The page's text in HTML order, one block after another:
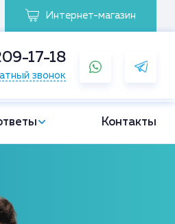
Интернет-магазин
17-18
звонок
Контакты